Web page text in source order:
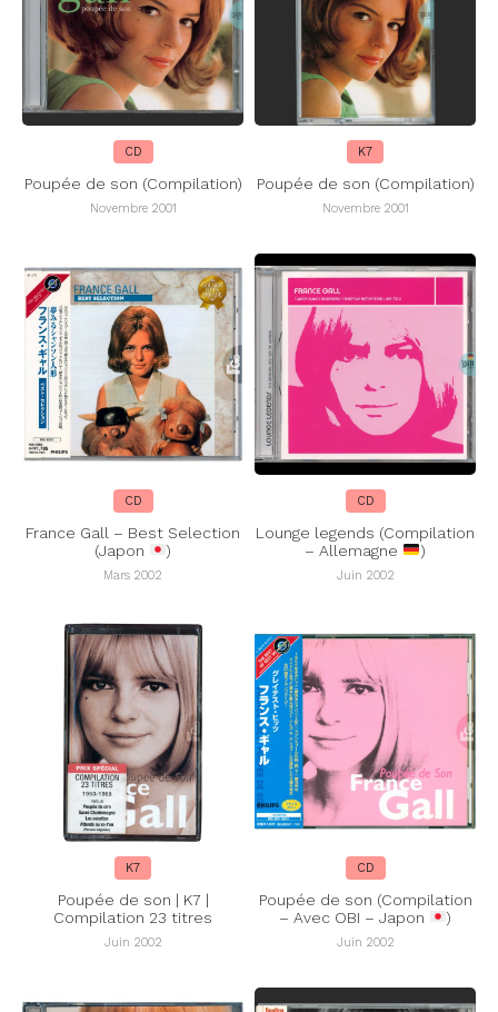
CD
Poupée de son (Compilation)
Novembre 2001
K7
Poupée de son (Compilation)
Novembre 2001
CD
France Gall – Best Selection
(Japon
)
Mars 2002
CD
Lounge legends (Compilation
– Allemagne
)
Juin 2002
K7
Poupée de son | K7 |
Compilation 23 titres
Juin 2002
CD
Poupée de son (Compilation
– Avec OBI – Japon
)
Juin 2002